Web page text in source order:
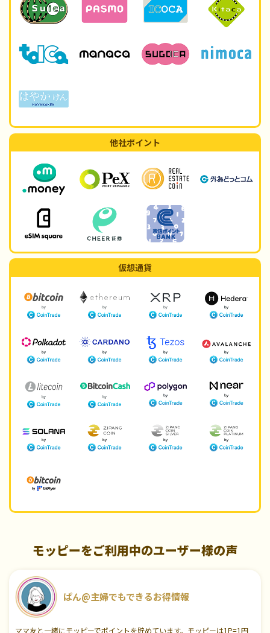
他社ポイント
仮想通貨
モッピーをご利用中のユーザー様の声
ぱん@主婦でもできるお得情報
ママ友と一緒にモッピーでポイントを貯めています。モッピーは1P=1円